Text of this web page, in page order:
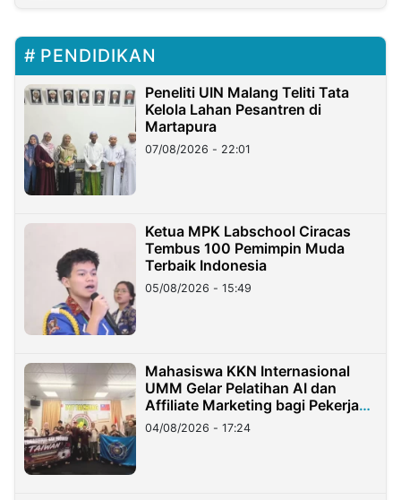
PENDIDIKAN
Peneliti UIN Malang Teliti Tata
Kelola Lahan Pesantren di
Martapura
07/08/2026 - 22:01
Ketua MPK Labschool Ciracas
Tembus 100 Pemimpin Muda
Terbaik Indonesia
05/08/2026 - 15:49
Mahasiswa KKN Internasional
UMM Gelar Pelatihan AI dan
Affiliate Marketing bagi Pekerja
Migran Indonesia di Taiwan
04/08/2026 - 17:24